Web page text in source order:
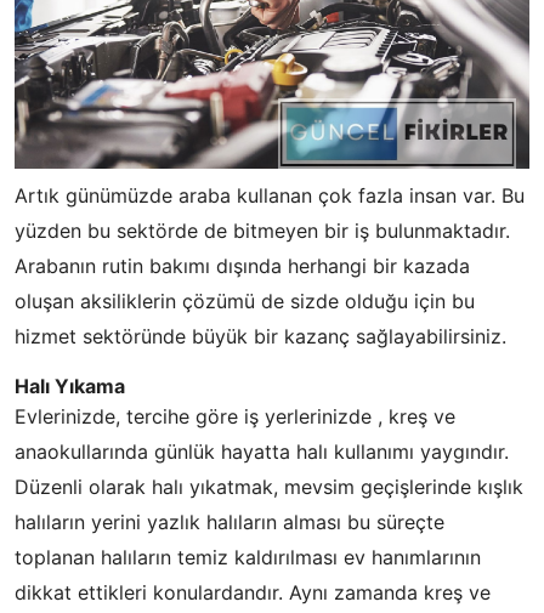
Artık günümüzde araba kullanan çok fazla insan var. Bu
yüzden bu sektörde de bitmeyen bir iş bulunmaktadır.
Arabanın rutin bakımı dışında herhangi bir kazada
oluşan aksiliklerin çözümü de sizde olduğu için bu
hizmet sektöründe büyük bir kazanç sağlayabilirsiniz.
Halı Yıkama
Evlerinizde, tercihe göre iş yerlerinizde , kreş ve
anaokullarında günlük hayatta halı kullanımı yaygındır.
Düzenli olarak halı yıkatmak, mevsim geçişlerinde kışlık
halıların yerini yazlık halıların alması bu süreçte
toplanan halıların temiz kaldırılması ev hanımlarının
dikkat ettikleri konulardandır. Aynı zamanda kreş ve